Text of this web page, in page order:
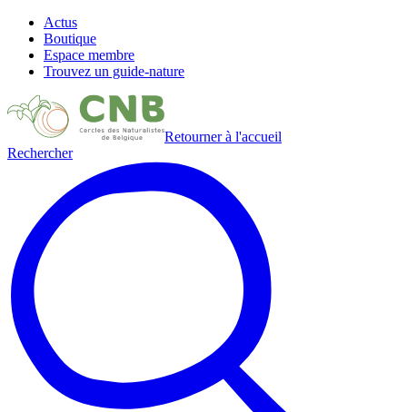
Actus
Boutique
Espace membre
Trouvez un guide-nature
Retourner à l'accueil
Rechercher